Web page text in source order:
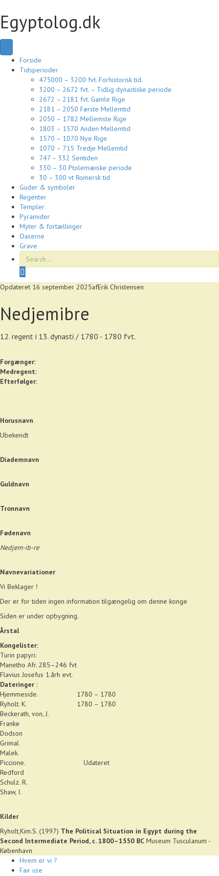
Egyptolog.dk
Forside
Tidsperioder
475000 – 3200 fvt. Forhistorisk tid.
3200 – 2672 fvt. – Tidlig dynastiske periode
2672 – 2181 fvt. Gamle Rige
2181 – 2050 Første Mellemtid
2050 – 1782 Mellemste Rige
1803 – 1570 Anden Mellemtid
1570 – 1070 Nye Rige
1070 – 715 Tredje Mellemtid
747 – 332 Sentiden
330 – 30 Ptolemæiske periode
30 – 300 vt Romersk tid
Guder & symboler
Regenter
Templer
Pyramider
Myter & fortællinger
Oaserne
Grave
e
a
c
h
Opdateret 16 september 2025afErik Christensen
Nedjemibre
12. regent i 13. dynasti / 1780 - 1780 fvt.
Forgænger:
Medregent:
Efterfølger:
Horusnavn
Ubekendt
Diademnavn
Guldnavn
Tronnavn
Fødenavn
Nedjem-ib-re
Navnevariationer
Vi Beklager !
Der er for tiden ingen information tilgængelig om denne konge
Siden er under opbygning.
Årstal
Kongelister:
Turin papyri:
Manetho Afr. 285–246 fvt
Flavius Josefus 1.årh evt.
Dateringer :
Hjemmeside.
1780 – 1780
Ryholt. K.
1780 – 1780
Beckerath, von, J.
Franke
Dodson
Grimal
Malek.
Piccione.
Udateret
Redford
Schulz. R.
Shaw, I.
Kilder
Ryholt,Kim.S. (1997) The Political Situation in Egypt during the
Second Intermediate Period, c. 1800–1550 BC Museum Tusculanum -
København
Hvem er vi ?
Fair use